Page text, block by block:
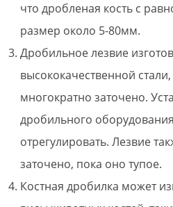
что дробленая кость с
размер около 5-80мм.
Дробильное лезвие
высококачественной
многократно заточено.
дробильного
отрегулировать. Лезвие
заточено, пока оно тупое.
Костная дробилка может